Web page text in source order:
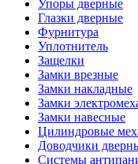
Упоры дверные
Глазки дверные
Фурнитура
Уплотнитель
Защелки
Замки врезные
Замки накладные
Замки
Замки навесные
Цилиндровые
Доводчики
Системы